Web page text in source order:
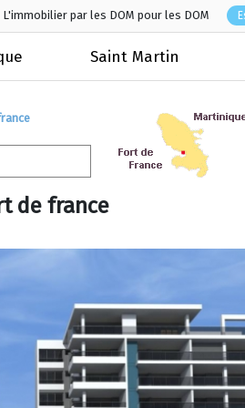
L'immobilier par les DOM pour les DOM
Saint Martin
de france